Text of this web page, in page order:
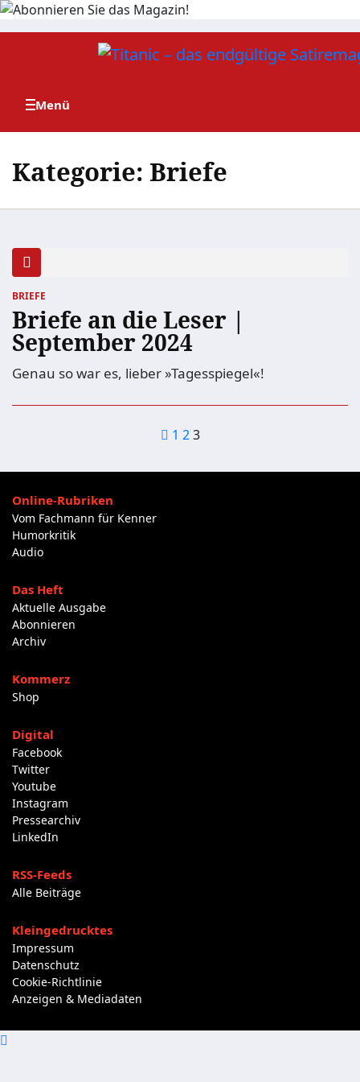
Zum
Kategorie: Briefe
BRIEFE
Briefe an die Leser |
September 2024
Genau so war es, lieber »Tagesspiegel«!
der
1 2 3
Online-Rubriken
Vom Fachmann für Kenner
Humorkritik
Audio
Das Heft
Aktuelle Ausgabe
Abonnieren
Archiv
Kommerz
Shop
Digital
Facebook
Twitter
Youtube
Instagram
Pressearchiv
LinkedIn
RSS-Feeds
Alle Beiträge
Kleingedrucktes
Impressum
Datenschutz
Cookie-Richtlinie
Anzeigen & Mediadaten